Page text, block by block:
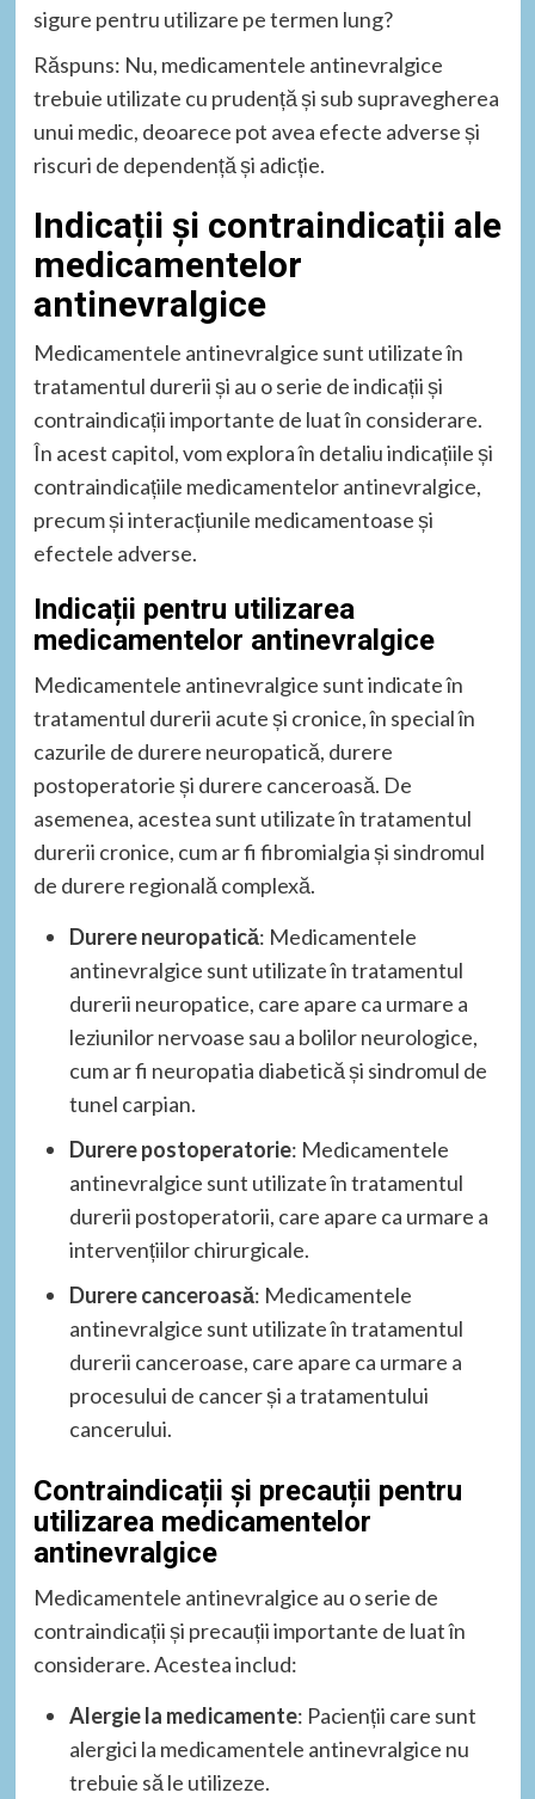
sigure pentru utilizare pe termen lung?
Răspuns: Nu, medicamentele antinevralgice
trebuie utilizate cu prudență și sub supravegherea
unui medic, deoarece pot avea efecte adverse și
riscuri de dependență și adicție.
Indicații și contraindicații ale
medicamentelor
antinevralgice
Medicamentele antinevralgice sunt utilizate în
tratamentul durerii și au o serie de indicații și
contraindicații importante de luat în considerare.
În acest capitol, vom explora în detaliu indicațiile și
contraindicațiile medicamentelor antinevralgice,
precum și interacțiunile medicamentoase și
efectele adverse.
Indicații pentru utilizarea
medicamentelor antinevralgice
Medicamentele antinevralgice sunt indicate în
tratamentul durerii acute și cronice, în special în
cazurile de durere neuropatică, durere
postoperatorie și durere canceroasă. De
asemenea, acestea sunt utilizate în tratamentul
durerii cronice, cum ar fi fibromialgia și sindromul
de durere regională complexă.
Durere neuropatică: Medicamentele
antinevralgice sunt utilizate în tratamentul
durerii neuropatice, care apare ca urmare a
leziunilor nervoase sau a bolilor neurologice,
cum ar fi neuropatia diabetică și sindromul de
tunel carpian.
Durere postoperatorie: Medicamentele
antinevralgice sunt utilizate în tratamentul
durerii postoperatorii, care apare ca urmare a
intervențiilor chirurgicale.
Durere canceroasă: Medicamentele
antinevralgice sunt utilizate în tratamentul
durerii canceroase, care apare ca urmare a
procesului de cancer și a tratamentului
cancerului.
Contraindicații și precauții pentru
utilizarea medicamentelor
antinevralgice
Medicamentele antinevralgice au o serie de
contraindicații și precauții importante de luat în
considerare. Acestea includ:
Alergie la medicamente: Pacienții care sunt
alergici la medicamentele antinevralgice nu
trebuie să le utilizeze.